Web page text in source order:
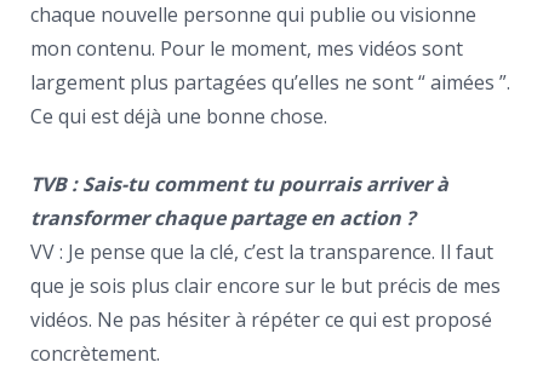
chaque nouvelle personne qui publie ou visionne
mon contenu. Pour le moment, mes vidéos sont
largement plus partagées qu’elles ne sont “ aimées ”.
Ce qui est déjà une bonne chose.
TVB : Sais-tu comment tu pourrais arriver à
transformer chaque partage en action ?
VV : Je pense que la clé, c’est la transparence. Il faut
que je sois plus clair encore sur le but précis de mes
vidéos. Ne pas hésiter à répéter ce qui est proposé
concrètement.